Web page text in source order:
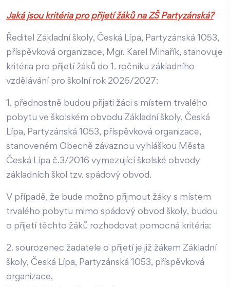
Jaká jsou kritéria pro přijetí žáků na ZŠ Partyzánská?
Ředitel Základní školy, Česká Lípa, Partyzánská 1053,
příspěvková organizace, Mgr. Karel Minařík, stanovuje
kritéria pro přijetí žáků do 1. ročníku základního
vzdělávání pro školní rok 2026/2027:
1. přednostně budou přijati žáci s místem trvalého
pobytu ve školském obvodu Základní školy, Česká
Lípa, Partyzánská 1053, příspěvková organizace,
stanoveném Obecně závaznou vyhláškou Města
Česká Lípa č.3/2016 vymezující školské obvody
základních škol tzv. spádový obvod.
V případě, že bude možno přijmout žáky s místem
trvalého pobytu mimo spádový obvod školy, budou
o přijetí těchto žáků rozhodovat pomocná kritéria:
2. sourozenec žadatele o přijetí je již žákem Základní
školy, Česká Lípa, Partyzánská 1053, příspěvková
organizace,